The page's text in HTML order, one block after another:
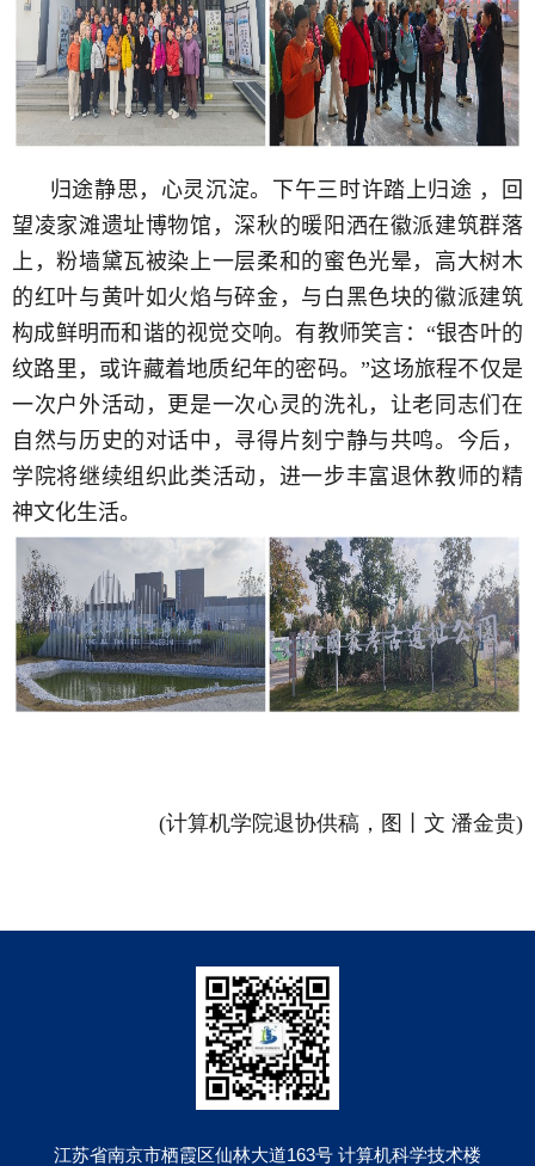
归途静思，心灵沉淀。 下午三时许踏上归途 ，回
望凌家滩遗址博物馆，深秋的暖阳洒在徽派建筑群落
上，粉墙黛瓦被染上一层柔和的蜜色光晕，高大树木
的红叶与黄叶如火焰与碎金，与白黑色块的徽派建筑
构成鲜明而和谐的视觉交响。有教师笑言：“银杏叶的
纹路里，或许藏着地质纪年的密码。”这场旅程不仅是
一次户外活动，更是一次心灵的洗礼，让老同志们在
自然与历史的对话中，寻得片刻宁静与共鸣。 今后，
学院将继续组织此类活动，进一步丰富退休教师的精
神文化生活。
(计算机学院退协供稿，图丨文 潘金贵)
江苏省南京市栖霞区仙林大道163号 计算机科学技术楼